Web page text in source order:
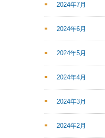
2024年7月
2024年6月
2024年5月
2024年4月
2024年3月
2024年2月